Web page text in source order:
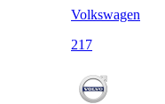
Volkswagen
217